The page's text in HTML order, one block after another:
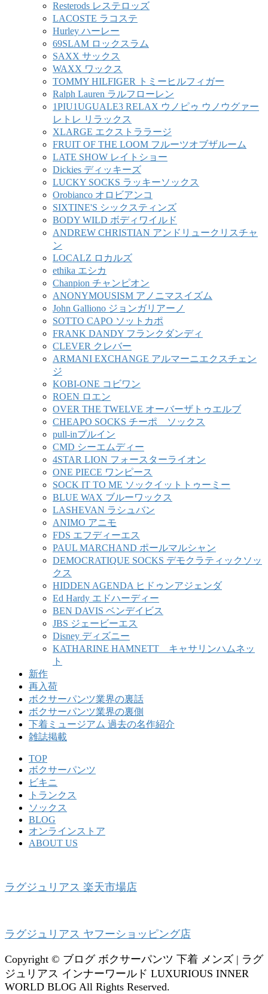
Resterods レステロッズ
LACOSTE ラコステ
Hurley ハーレー
69SLAM ロックスラム
SAXX サックス
WAXX ワックス
TOMMY HILFIGER トミーヒルフィガー
Ralph Lauren ラルフローレン
1PIU1UGUALE3 RELAX ウノピゥ ウノウグァー
レトレ リラックス
XLARGE エクストララージ
FRUIT OF THE LOOM フルーツオブザルーム
LATE SHOW レイトショー
Dickies ディッキーズ
LUCKY SOCKS ラッキーソックス
Orobianco オロビアンコ
SIXTINE'S シックスティンズ
BODY WILD ボディワイルド
ANDREW CHRISTIAN アンドリュークリスチャ
ン
LOCALZ ロカルズ
ethika エシカ
Chanpion チャンピオン
ANONYMOUSISM アノニマスイズム
John Galliono ジョンガリアーノ
SOTTO CAPO ソットカポ
FRANK DANDY フランクダンディ
CLEVER クレバー
ARMANI EXCHANGE アルマーニエクスチェン
ジ
KOBI-ONE コビワン
ROEN ロエン
OVER THE TWELVE オーバーザトゥエルブ
CHEAPO SOCKS チーポ ソックス
pull-inプルイン
CMD シーエムディー
4STAR LION フォースターライオン
ONE PIECE ワンピース
SOCK IT TO ME ソックイットトゥーミー
BLUE WAX ブルーワックス
LASHEVAN ラシュバン
ANIMO アニモ
FDS エフディーエス
PAUL MARCHAND ポールマルシャン
DEMOCRATIQUE SOCKS デモクラティックソッ
クス
HIDDEN AGENDA ヒドゥンアジェンダ
Ed Hardy エドハーディー
BEN DAVIS ベンデイビス
JBS ジェービーエス
Disney ディズニー
KATHARINE HAMNETT キャサリンハムネッ
ト
新作
再入荷
ボクサーパンツ業界の裏話
ボクサーパンツ業界の裏側
下着ミュージアム 過去の名作紹介
雑誌掲載
TOP
ボクサーパンツ
ビキニ
トランクス
ソックス
BLOG
オンラインストア
ABOUT US
ラグジュリアス 楽天市場店
ラグジュリアス ヤフーショッピング店
Copyright © ブログ ボクサーパンツ 下着 メンズ | ラグ
ジュリアス インナーワールド LUXURIOUS INNER
WORLD BLOG All Rights Reserved.